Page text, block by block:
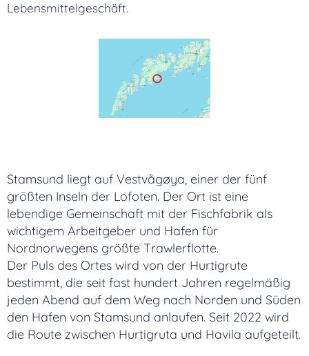
Lebensmittelgeschäft.
Stamsund liegt auf Vestvågøya, einer der fünf
größten Inseln der Lofoten. Der Ort ist eine
lebendige Gemeinschaft mit der Fischfabrik als
wichtigem Arbeitgeber und Hafen für
Nordnorwegens größte Trawlerflotte.
Der Puls des Ortes wird von der Hurtigrute
bestimmt, die seit fast hundert Jahren regelmäßig
jeden Abend auf dem Weg nach Norden und Süden
den Hafen von Stamsund anlaufen. Seit 2022 wird
die Route zwischen Hurtigruta und Havila aufgeteilt.